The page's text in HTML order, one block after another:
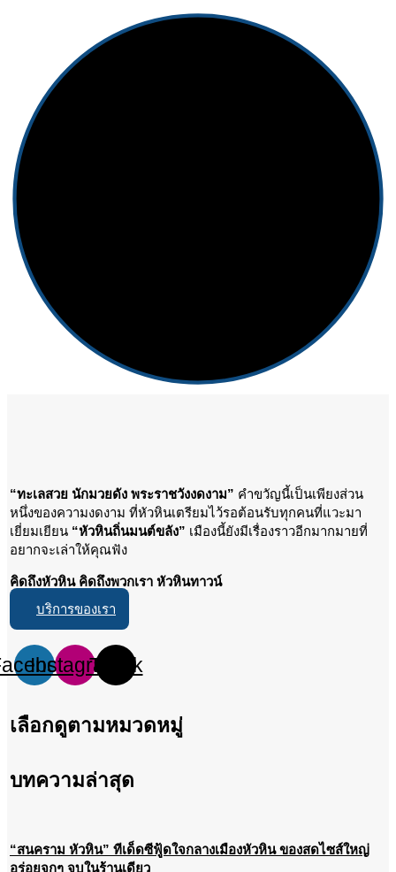
“ทะเลสวย นักมวยดัง พระราชวังงดงาม” คำขวัญนี้เป็นเพียงส่วน
หนึ่งของความงดงาม ที่หัวหินเตรียมไว้รอต้อนรับทุกคนที่แวะมา
เยี่ยมเยียน “หัวหินถิ่นมนต์ขลัง” เมืองนี้ยังมีเรื่องราวอีกมากมายที่
อยากจะเล่าให้คุณฟัง
คิดถึงหัวหิน คิดถึงพวกเรา หัวหินทาวน์
บริการของเรา
InstagramTiktok
เลือกดูตามหมวดหมู่
บทความล่าสุด
“สนคราม หัวหิน” ทีเด็ดซีฟู้ดใจกลางเมืองหัวหิน ของสดไซส์ใหญ่
อร่อยจุกๆ จบในร้านเดียว